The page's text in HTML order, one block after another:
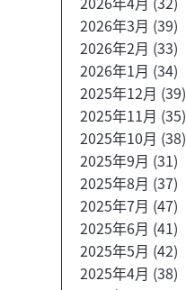
2026年3月 (39)
2026年2月 (33)
2026年1月 (34)
2025年12月 (39)
2025年11月 (35)
2025年10月 (38)
2025年9月 (31)
2025年8月 (37)
2025年7月 (47)
2025年6月 (41)
2025年5月 (42)
2025年4月 (38)